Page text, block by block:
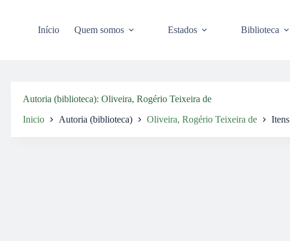
Início Quem somos Estados Biblioteca
Autoria (biblioteca) Oliveira, Rogério Teixeira de
Inicio Autoria (biblioteca) Oliveira, Rogério Teixeira de Itens